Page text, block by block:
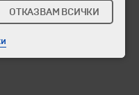
ОТКАЗВАМ ВСИЧКИ